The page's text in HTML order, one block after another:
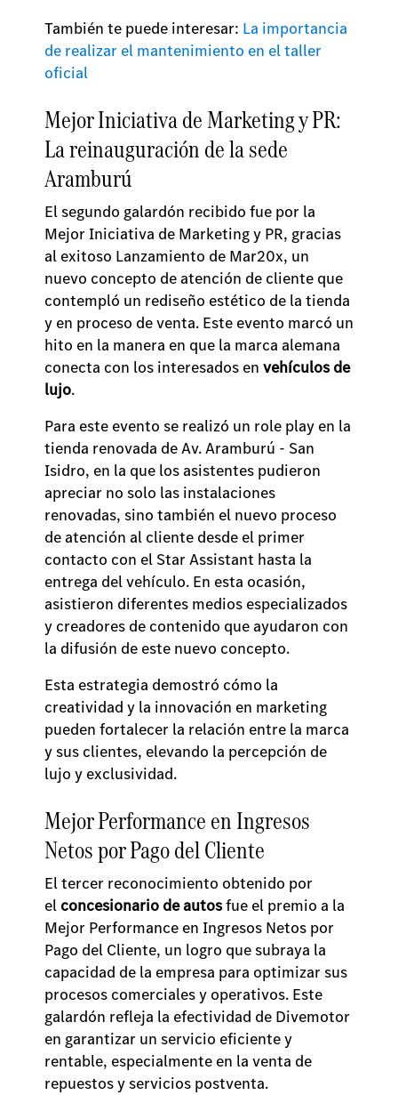
También te puede interesar: La importancia
de realizar el mantenimiento en el taller
oficial
Mejor Iniciativa de Marketing y PR:
La reinauguración de la sede
Aramburú
El segundo galardón recibido fue por la
Mejor Iniciativa de Marketing y PR, gracias
al exitoso Lanzamiento de Mar20x, un
nuevo concepto de atención de cliente que
contempló un rediseño estético de la tienda
y en proceso de venta. Este evento marcó un
hito en la manera en que la marca alemana
conecta con los interesados en vehículos de
lujo.
Para este evento se realizó un role play en la
tienda renovada de Av. Aramburú - San
Isidro, en la que los asistentes pudieron
apreciar no solo las instalaciones
renovadas, sino también el nuevo proceso
de atención al cliente desde el primer
contacto con el Star Assistant hasta la
entrega del vehículo. En esta ocasión,
asistieron diferentes medios especializados
y creadores de contenido que ayudaron con
la difusión de este nuevo concepto.
Esta estrategia demostró cómo la
creatividad y la innovación en marketing
pueden fortalecer la relación entre la marca
y sus clientes, elevando la percepción de
lujo y exclusividad.
Mejor Performance en Ingresos
Netos por Pago del Cliente
El tercer reconocimiento obtenido por
el concesionario de autosfue el premio a la
Mejor Performance en Ingresos Netos por
Pago del Cliente, un logro que subraya la
capacidad de la empresa para optimizar sus
procesos comerciales y operativos. Este
galardón refleja la efectividad de Divemotor
en garantizar un servicio eficiente y
rentable, especialmente en la venta de
repuestos y servicios postventa.